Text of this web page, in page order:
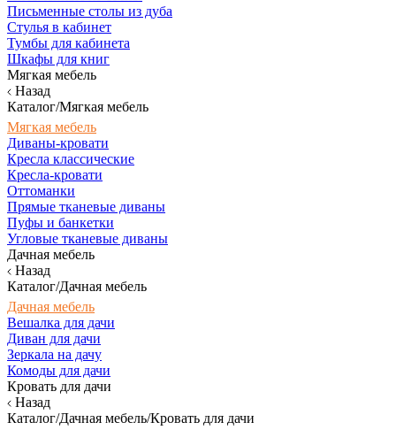
Письменные столы из дуба
Стулья в кабинет
Тумбы для кабинета
Шкафы для книг
Мягкая мебель
Назад
Каталог/Мягкая мебель
Мягкая мебель
Диваны-кровати
Кресла классические
Кресла-кровати
Оттоманки
Прямые тканевые диваны
Пуфы и банкетки
Угловые тканевые диваны
Дачная мебель
Назад
Каталог/Дачная мебель
Дачная мебель
Вешалка для дачи
Диван для дачи
Зеркала на дачу
Комоды для дачи
Кровать для дачи
Назад
Каталог/Дачная мебель/Кровать для дачи